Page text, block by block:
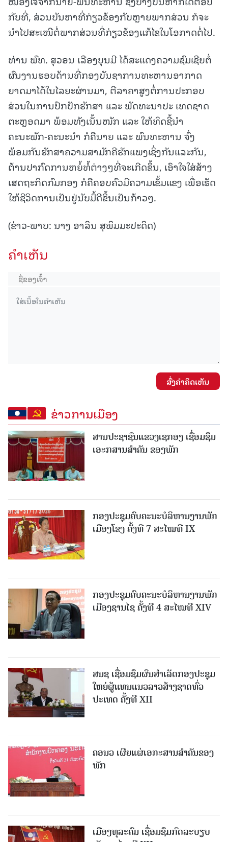
ກັບທີ່, ສ່ວນບັນຫາທີ່ກ່ຽວຂ້ອງກັບຫຼາຍພາກສ່ວນ ກໍຈະ
ນຳໄປສະເໜີຕໍ່ພາກສ່ວນທີ່ກ່ຽວຂ້ອງແກ້ໄຂໃນໂອກາດຕໍ່ໄປ.
ທ່ານ ພົທ. ສຸວອນ ເລືອງບຸນມີ ໄດ້ສະແດງຄວາມຊົມເຊີຍຕໍ່
ຜົນງານຮອບດ້ານທີ່ກອງບັນຊາການທະຫານອາກາດ
ຍາດມາໄດ້ໃນໄລຍະຜ່ານມາ, ຕີລາຄາສູງຕໍ່ການປະກອບ
ສ່ວນໃນການປົກປັກຮັກສາ ແລະ ພັດທະນາປະ ເທດຊາດ
ຕະຫຼອດມາ ພ້ອມທັງເນັ້ນໜັກ ແລະ ໃຫ້ທິດຊີ້ນຳ
ຄະນະພັກ-ຄະນະນຳ ກໍຄືນາຍ ແລະ ພົນທະຫານ ຈົ່ງ
ພ້ອມກັນຮັກສາຄວາມສາມັກຄີຮັກແພງເຊິ່ງກັນແລະກັນ,
ຕ້ານປາກົດການຫຍໍ້ທໍ້ຕ່າງໆທີ່ຈະເກີດຂຶ້ນ, ເອົາໃຈໃສ່ສ້າງ
ເສດຖະກິດກົມກອງ ກໍຄືຄອບຄົວມີຄວາມເຂັ້ມແຂງ ເພື່ອເຮັດ
ໃຫ້ຊີວິດການເປັນຢູ່ນັບມື້ດີຂຶ້ນເປັນກ້າວໆ.
(ຂ່າວ-ພາບ: ນາງ ອາລິນ ສຸພິມມະປະດິດ)
ຄໍາເຫັນ
ສົ່ງຄໍາຄິດເຫັນ
ຂ່າວການເມືອງ
ສານປະຊາຊົນແຂວງເຊກອງ ເຊື່ອມຊຶມ
ເອະກສານສໍາຄັນ ຂອງພັກ
ກອງປະຊຸມຄົບຄະນະບໍລິຫານງານພັກ
ເມືອງໂຂງ ຄັ້ງທີ 7 ສະໄໝທີ IX
ກອງປະຊຸມຄົບຄະນະບໍລິຫານງານພັກ
ເມືອງຊານ​ໄຊ ຄັ້ງທີ 4 ສະໄໝທີ XIV
ສນຊ ເຊື່ອມຊຶມຜົນສໍາເລັດກອງປະຊຸມ
ໃຫຍ່ຜູ້ແທນແນວລາວສ້າງຊາດທົ່ວ
ປະເທດ ຄັ້ງທີ XII
ຄອນວ ເຜີຍແຜ່ເອກະສານສໍາຄັນຂອງ
ພັກ
ເມືອງທຸລະຄົມ ເຊື່ອມຊຶມກົດລະບຽບ